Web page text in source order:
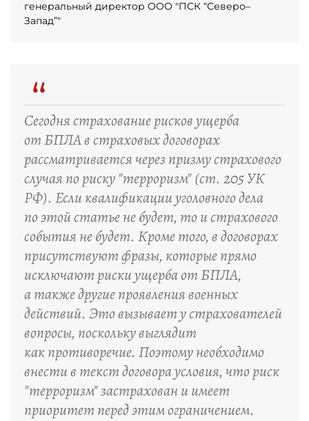
генеральный директор ООО "ПСК “Северо–
Запад”"
“
Сегодня страхование рисков ущерба
от БПЛА в страховых договорах
рассматривается через призму страхового
случая по риску "терроризм" (ст. 205 УК
РФ). Если квалификации уголовного дела
по этой статье не будет, то и страхового
события не будет. Кроме того, в договорах
присутствуют фразы, которые прямо
исключают риски ущерба от БПЛА,
а также другие проявления военных
действий. Это вызывает у страхователей
вопросы, поскольку выглядит
как противоречие. Поэтому необходимо
внести в текст договора условия, что риск
"терроризм" застрахован и имеет
приоритет перед этим ограничением.